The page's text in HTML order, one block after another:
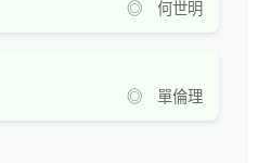
◎ 何世明
◎ 單倫理